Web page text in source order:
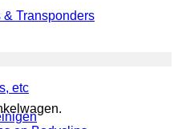
Transponders
etc